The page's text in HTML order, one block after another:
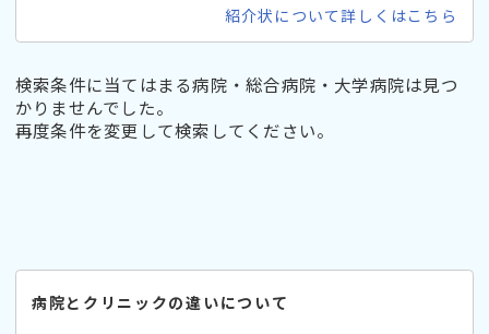
紹介状について詳しくはこちら
検索条件に当てはまる病院・総合病院・大学病院は見つ
かりませんでした。
再度条件を変更して検索してください。
病院とクリニックの違いについて